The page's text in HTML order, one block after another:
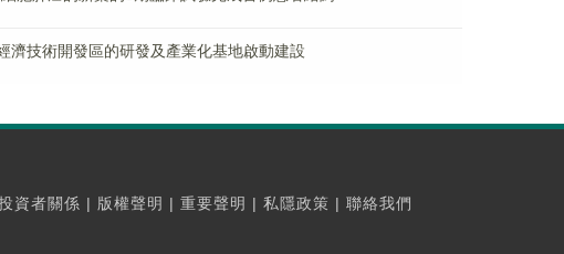
濟技術開發區的研發及產業化基地啟動建設
資者關係 | 版權聲明 | 重要聲明 | 私隱政策 | 聯絡我們